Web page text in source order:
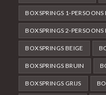
BOXSPRINGS 1-PERSOONS
BOXSPRINGS 2-PERSOONS
BOXSPRINGS BEIGE
BOXSPRINGS BRUIN
BOXSPRINGS GRIJS